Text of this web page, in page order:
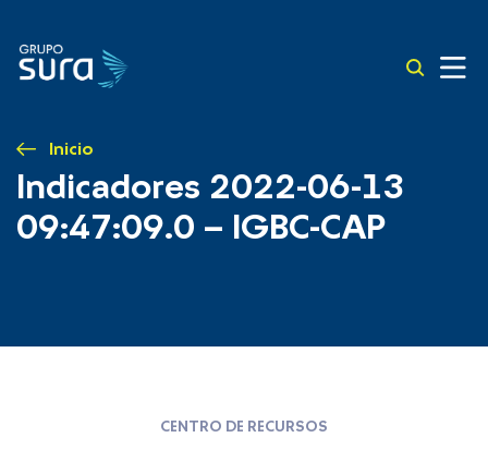
Inicio
Indicadores 2022-06-13
09:47:09.0 – IGBC-CAP
CENTRO DE RECURSOS